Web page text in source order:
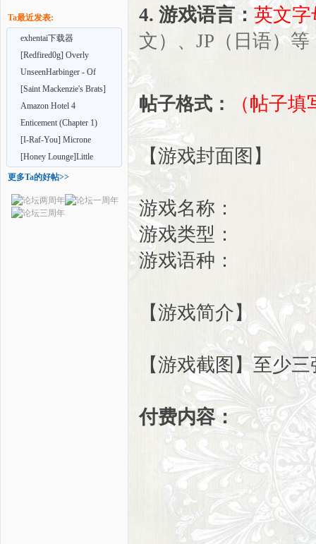
Ta最近发表:
exhentai下载器
[Redfired0g] Overly
Attached Giantess Fi
UnseenHarbinger - Of
Drenics and Horses
[Saint Mackenzie's Brats]
Sexy Mackenzie
Amazon Hotel 4
Enticement (Chapter 1)
(1920x1080)
[I-Raf-You] Microne
Magazine 25 (DL版)(5
[Honey Lounge]Little
Game[英文版]
更多Ta的好帖>>
4. 游戏语言： 英文
文）、JP（日语）等
帖子格式： （帖子
【游戏封面图】
游戏名称：
游戏类型：
游戏语种：
【游戏简介】
【游戏截图】至少三
付费内容：